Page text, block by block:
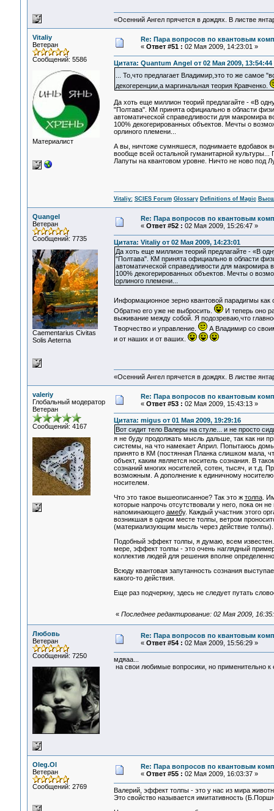
«Осенний Ангел прячется в дождях. В листве
Vitaliy
Ветеран
Сообщений: 5586
Материалист
Re: Пара вопросов по квантовым
« Ответ #51 : 02 Мая 2009, 14:23:01 »
Цитата: Quantum Angel от 02 Мая 2009, 13:54:44
... То,что предлагает Владимир,это то же самое
декогеренции,а маргинальная теория Кравченко.
Да хоть еще миллион теорий предлагайте - «В
"Полтава". КМ принята официально в области
автоматической справедливости для макромира
100% декогерированных объектов. Мечты о
орлиного племени...
А вы, ничтоже сумняшеся, поднимаете вдобавок
вообще всей остальной гуманитарной
Лапуты на квантовом уровне. Ничто не ново под
Vitaliy: SCIES Forum Glossary Definitions of Magic
Quangel
Ветеран
Сообщений: 7735
Сaementarius Civitas
Solis Aeterna
Re: Пара вопросов по квантовым
« Ответ #52 : 02 Мая 2009, 15:26:47 »
Цитата: Vitaliy от 02 Мая 2009, 14:23:01
Да хоть еще миллион теорий предлагайте - «В
"Полтава". КМ принята официально в области
автоматической справедливости для макромира
100% декогерированных объектов. Мечты о
орлиного племени...
Информационное зерно квантовой парадигмы
Обратно его уже не выбросить.
И теперь оно
выживание между собой. Я подозреваю,что
Творчество и управление.
А Владимир со своим
и от наших и от ваших.
«Осенний Ангел прячется в дождях. В листве
valeriy
Глобальный модератор
Ветеран
Сообщений: 4167
Re: Пара вопросов по квантовым
« Ответ #53 : 02 Мая 2009, 15:43:13 »
Цитата: migus от 01 Мая 2009, 19:29:16
Вот сидит тело Валеры на стуле... и не просто
я не буду продолжать мысль дальше, так как ни
системы, на что намекает Април. Попытаюсь
принято в КМ (постянная Планка слишком мала,
объект, каким является носитель сознания. В
сознаний многих носителей, сотен, тысяч, и т.д.
возможным. А дополнение к единичному
носителем.
Что это такое вышеописанное? Так это ж толпа.
которые напрочь отсутствовали у него, пока он
напоминающего амебу. Каждый участник этого
возникшая в одном месте толпы, ветром
(материализующим мысль через действие толпы).
Подобный эффект толпы, я думаю, всем
мере, эффект толпы - это очень наглядный
коллектив людей для решения вполне
Всюду квантовая запутанность сознания
какого-то действия.
Еще раз подчеркну, здесь не следует путать
« Последнее редактирование: 02 Мая 2009,
Любовь
Ветеран
Сообщений: 7250
Re: Пара вопросов по квантовым
« Ответ #54 : 02 Мая 2009, 15:56:29 »
мдяаа...
на свои любимые вопросики, но применительно
Oleg.Ol
Ветеран
Сообщений: 2769
Re: Пара вопросов по квантовым
« Ответ #55 : 02 Мая 2009, 16:03:37 »
Валерий, эффект толпы - это у нас из мира
Это свойство называется имитативность